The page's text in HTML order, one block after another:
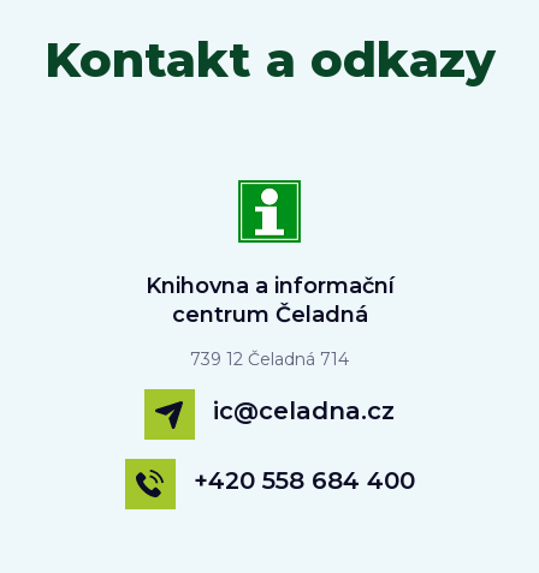
Kontakt a odkazy
Knihovna a informační
centrum Čeladná
739 12 Čeladná 714
ic@celadna.cz
+420 558 684 400